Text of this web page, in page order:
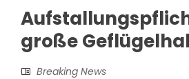
große
Breaking News